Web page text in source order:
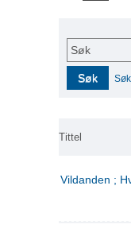
Søk
Søk
Tittel
Vildanden ;